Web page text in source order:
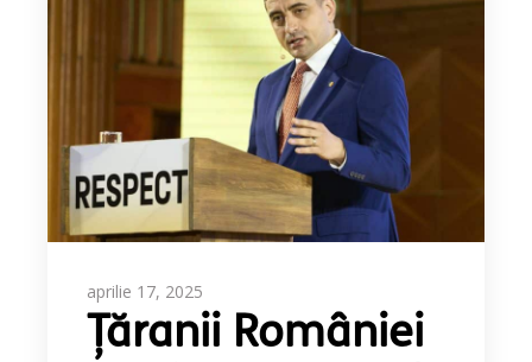
aprilie 17, 2025
Țăranii României